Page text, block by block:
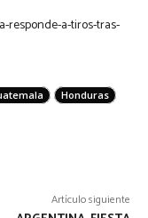
a-tiros-tras-
Honduras
Artículo siguiente